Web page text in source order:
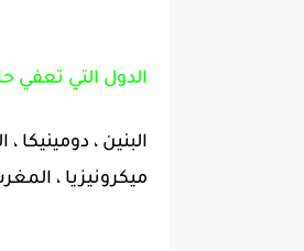
الدول التي تعفي
البنين ، دومينيكا ،
ميكرونيزيا ،